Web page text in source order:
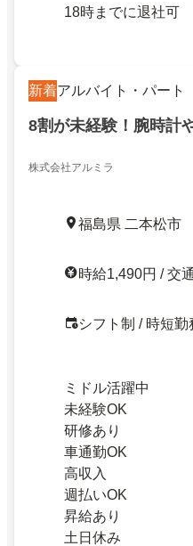
18時までに退社可
新着アルバイト・パート
8割が未経験！腕時計
株式会社アルミラ
福島県 二本松市
時給1,490円 / 交
シフト制 / 時短勤
ミドル活躍中
未経験OK
研修あり
車通勤OK
高収入
週払いOK
昇給あり
土日休み